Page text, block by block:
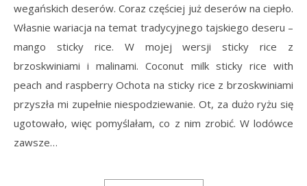
wegańskich deserów. Coraz częściej już deserów na ciepło.
Własnie wariacja na temat tradycyjnego tajskiego deseru –
mango sticky rice. W mojej wersji sticky rice z
brzoskwiniami i malinami. Coconut milk sticky rice with
peach and raspberry Ochota na sticky rice z brzoskwiniami
przyszła mi zupełnie niespodziewanie. Ot, za dużo ryżu się
ugotowało, więc pomyślałam, co z nim zrobić. W lodówce
zawsze…